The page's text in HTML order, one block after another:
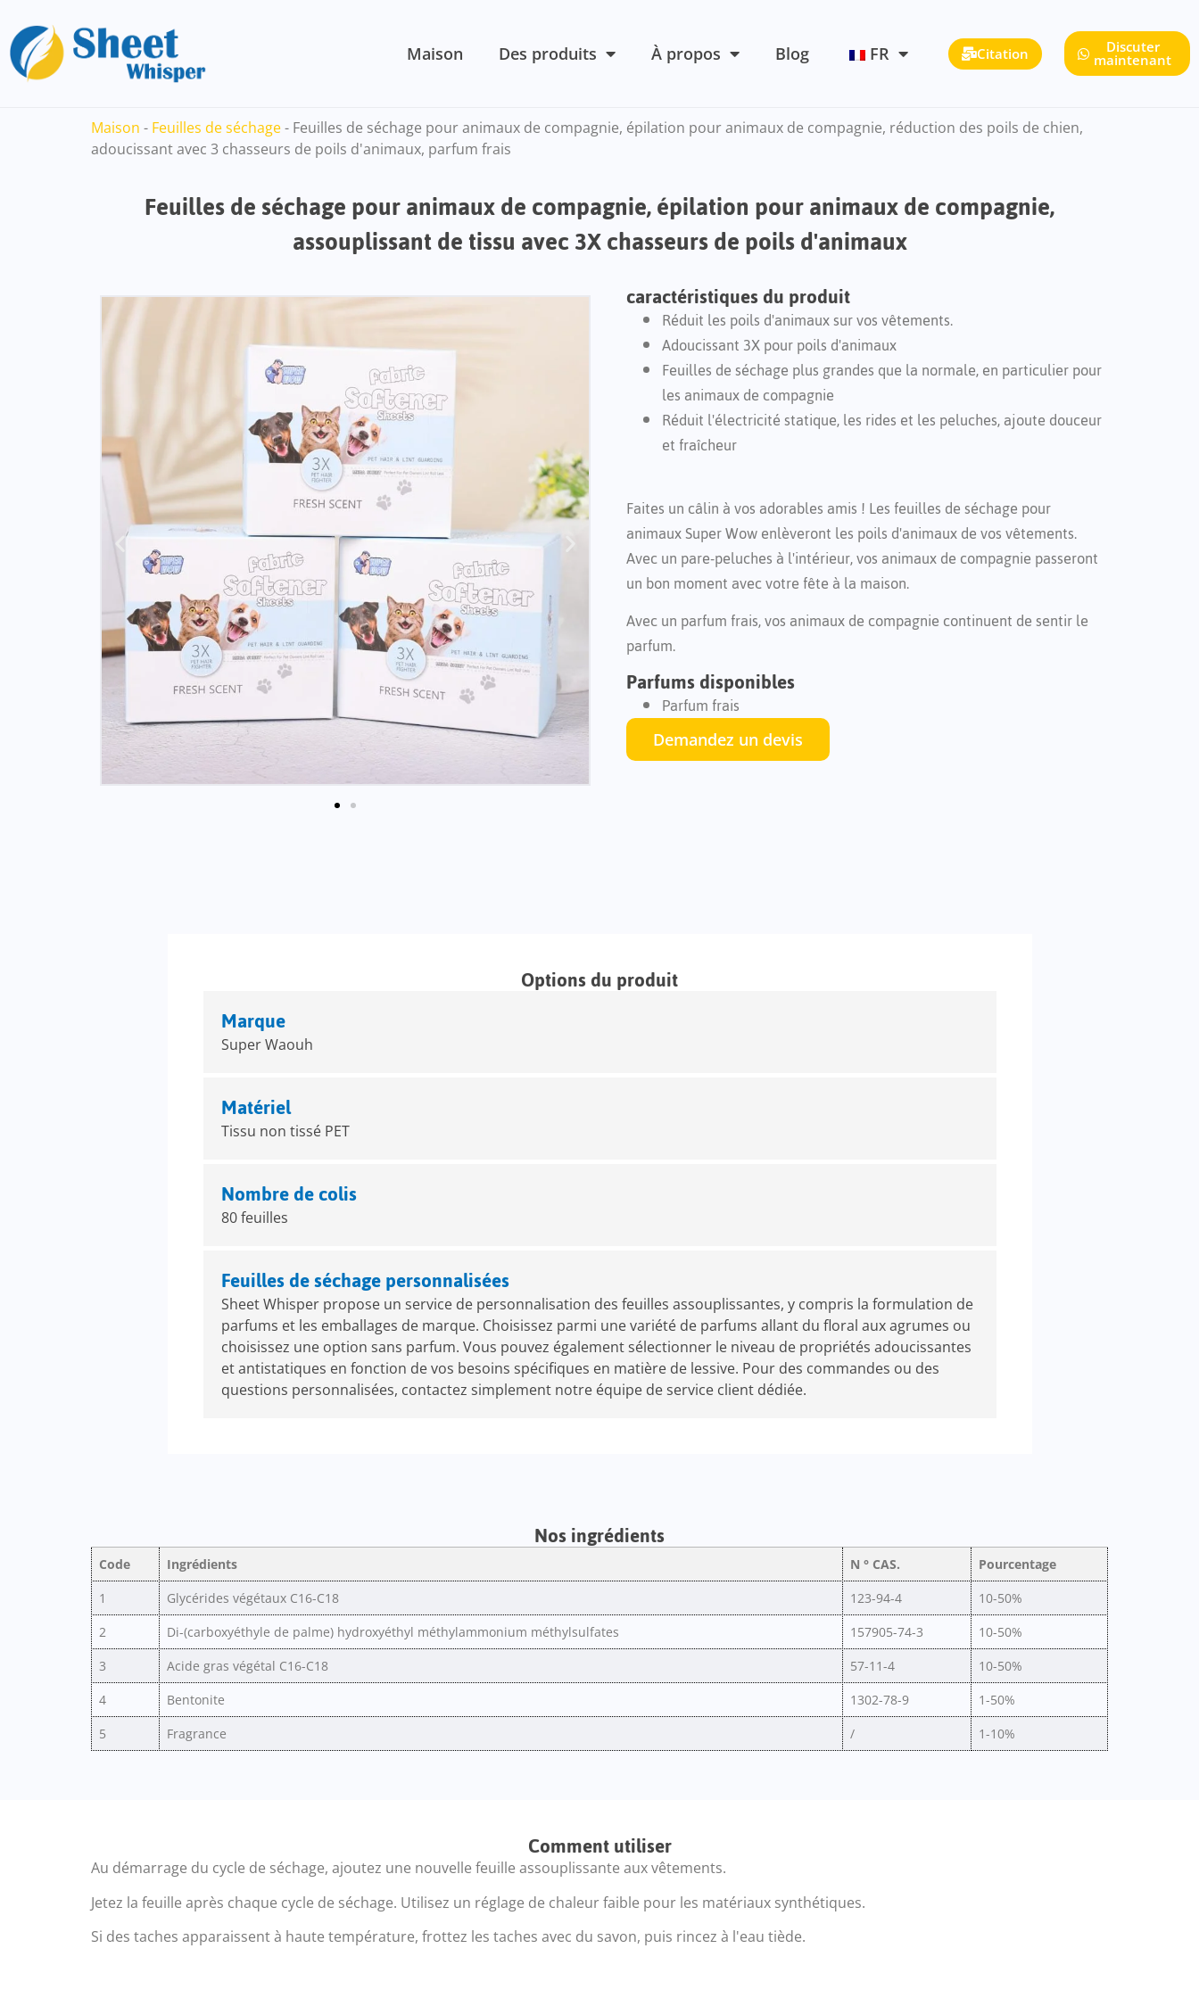
Maison Des produits À propos Blog FR Citation Discuter
maintenant
Maison - Feuilles de séchage- Feuilles de séchage pour animaux de compagnie, épilation pour animaux de compagnie, réduction des poils de chien,
adoucissant avec 3 chasseurs de poils d'animaux, parfum frais
Feuilles de séchage pour animaux de compagnie, épilation pour animaux de compagnie,
assouplissant de tissu avec 3X chasseurs de poils d'animaux
caractéristiques du produit
Réduit les poils d'animaux sur vos vêtements.
Adoucissant 3X pour poils d'animaux
Feuilles de séchage plus grandes que la normale, en particulier pour
les animaux de compagnie
Réduit l'électricité statique, les rides et les peluches, ajoute douceur
et fraîcheur
Faites un câlin à vos adorables amis ! Les feuilles de séchage pour
animaux Super Wow enlèveront les poils d'animaux de vos vêtements.
Avec un pare-peluches à l'intérieur, vos animaux de compagnie passeront
un bon moment avec votre fête à la maison.
Avec un parfum frais, vos animaux de compagnie continuent de sentir le
parfum.
Parfums disponibles
Parfum frais
Demandez un devis
Options du produit
Marque
Super Waouh
Matériel
Tissu non tissé PET
Nombre de colis
80 feuilles
Feuilles de séchage personnalisées
Sheet Whisper propose un service de personnalisation des feuilles assouplissantes, y compris la formulation de
parfums et les emballages de marque. Choisissez parmi une variété de parfums allant du floral aux agrumes ou
choisissez une option sans parfum. Vous pouvez également sélectionner le niveau de propriétés adoucissantes
et antistatiques en fonction de vos besoins spécifiques en matière de lessive. Pour des commandes ou des
questions personnalisées, contactez simplement notre équipe de service client dédiée.
Nos ingrédients
Code Ingrédients N ° CAS.
Pourcentage
1
Glycérides végétaux C16-C18 123-94-4
10-50%
2
Di-(carboxyéthyle de palme) hydroxyéthyl méthylammonium méthylsulfates 157905-74-3
10-50%
3
Acide gras végétal C16-C18 57-11-4
10-50%
4
Bentonite 1302-78-9
1-50%
5
Fragrance / 1-10%
Comment utiliser
Au démarrage du cycle de séchage, ajoutez une nouvelle feuille assouplissante aux vêtements.
Jetez la feuille après chaque cycle de séchage. Utilisez un réglage de chaleur faible pour les matériaux synthétiques.
Si des taches apparaissent à haute température, frottez les taches avec du savon, puis rincez à l'eau tiède.